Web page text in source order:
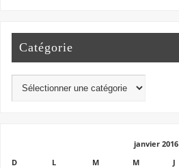
Catégorie
janvier 2016
D
L M M J